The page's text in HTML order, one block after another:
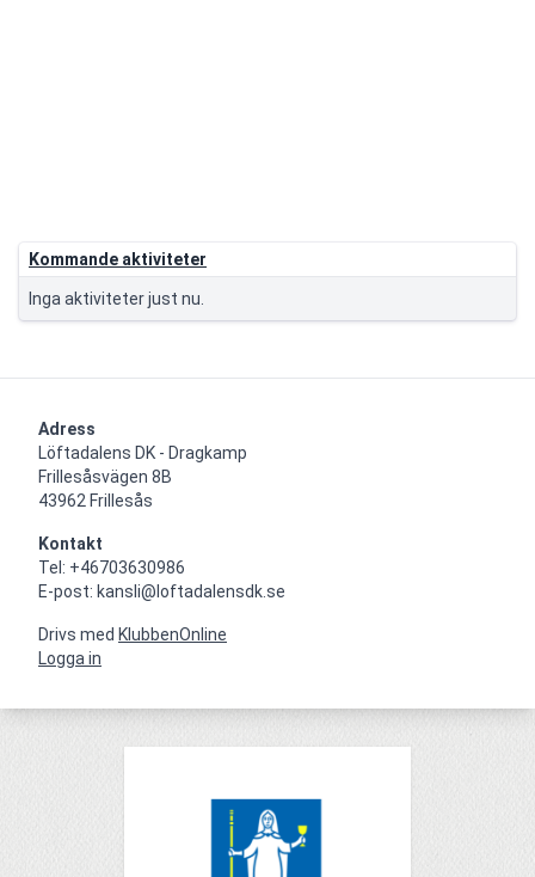
Kommande aktiviteter
Inga aktiviteter just nu.
Adress
Löftadalens DK - Dragkamp
Frillesåsvägen 8B
43962 Frillesås
Kontakt
Tel: +46703630986
E-post: kansli@loftadalensdk.se
Drivs med KlubbenOnline
Logga in